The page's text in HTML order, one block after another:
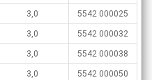
3,0 5542 000025
3,0 5542 000032
3,0 5542 000038
3,0 5542 000050